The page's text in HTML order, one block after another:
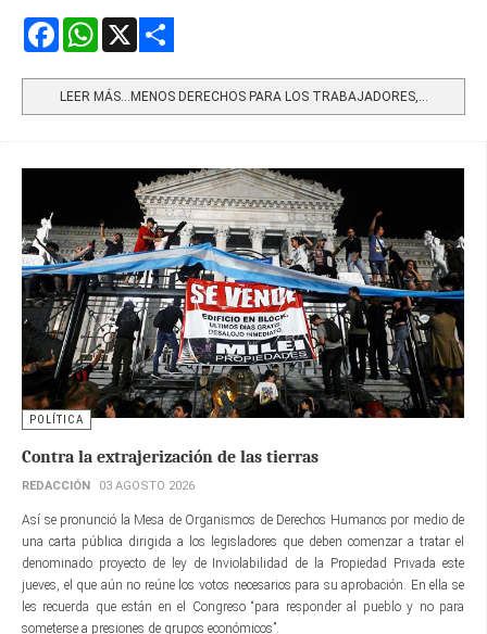
FacebookWhatsApp
LEER MÁS…MENOS DERECHOS PARA LOS TRABAJADORES,...
POLÍTICA
Contra la extrajerización de las tierras
REDACCIÓN 03 AGOSTO 2026
Así se pronunció la Mesa de Organismos de Derechos Humanos por medio de
una carta pública dirigida a los legisladores que deben comenzar a tratar el
denominado proyecto de ley de Inviolabilidad de la Propiedad Privada este
jueves, el que aún no reúne los votos necesarios para su aprobación. En ella se
les recuerda que están en el Congreso “para responder al pueblo y no para
someterse a presiones de grupos económicos”.